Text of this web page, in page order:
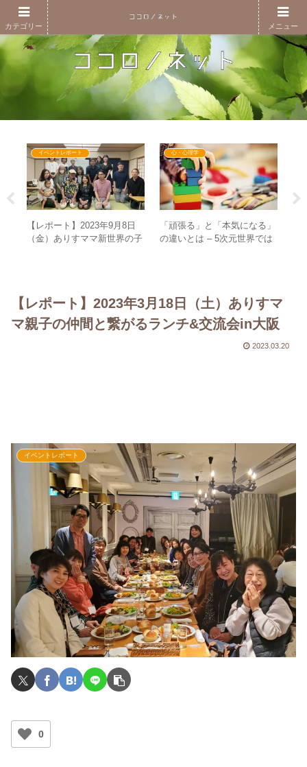
イベントレポート
【レポート】2023年9月8日
（金）ありすママ新世界の子
心・心理学
「頑張る」と「本気になる」
の違いとは – 5次元世界では
【レポート】2023年3月18日（土）ありすマ
マ親子の仲間と繋がるランチ&交流会in大阪
2023.03.20
イベントレポート
0
カテゴリー メニュー